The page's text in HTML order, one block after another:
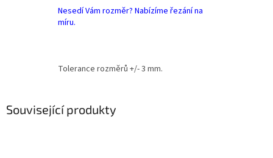
Nesedí Vám rozměr? Nabízíme řezání na
míru.
Tolerance rozměrů +/- 3 mm.
Související produkty